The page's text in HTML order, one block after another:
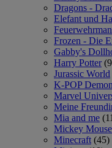
Dragons -
Elefant und
Frozen - Die
Gabby's
Harry Potter
Jurassic World
K-POP
Marvel
Meine
Mia and me
Mickey
Minecraft (45)